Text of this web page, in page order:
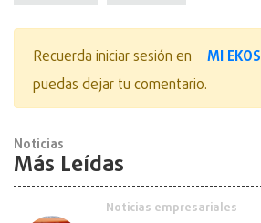
Recuerda iniciar sesión en MI EKOS
puedas dejar tu comentario.
Noticias
Más Leídas
Noticias empresariales